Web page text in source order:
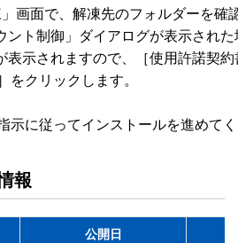
面で、解凍先のフォルダーを確
ト制御」ダイアログが表示された
示されますので、［使用許諾契約
リックします。
報
公開日